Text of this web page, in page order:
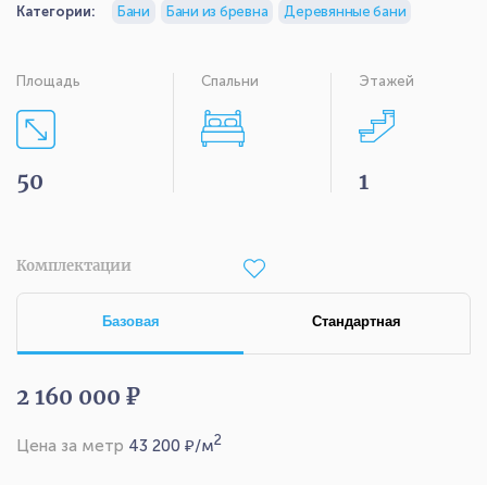
Категории: Бани Бани из бревна Деревянные бани
Площадь
50
Спальни Этажей
1
Комплектации
Базовая Стандартная
2 160 000 ₽
Цена за метр 43 200 ₽/м2